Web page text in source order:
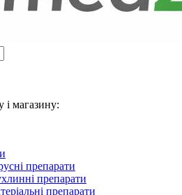
і магазину:
препарати
препарати
препарати